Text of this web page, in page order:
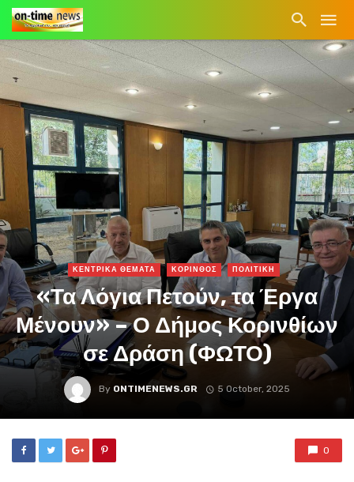
ΚΕΝΤΡΙΚΑ ΘΕΜΑΤΑ ΚΟΡΙΝΘΟΣ ΠΟΛΙΤΙΚΗ
«Τα Λόγια Πετούν, τα Έργα
Μένουν» – Ο Δήμος Κορινθίων
σε Δράση (ΦΩΤΟ)
By ONTIMENEWS.GR 5 October, 2025
0